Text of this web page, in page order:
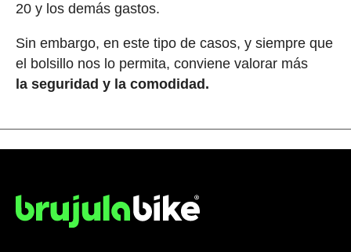
20 y los demás gastos.
Sin embargo, en este tipo de casos, y siempre que
el bolsillo nos lo permita, conviene valorar más
la seguridad y la comodidad.